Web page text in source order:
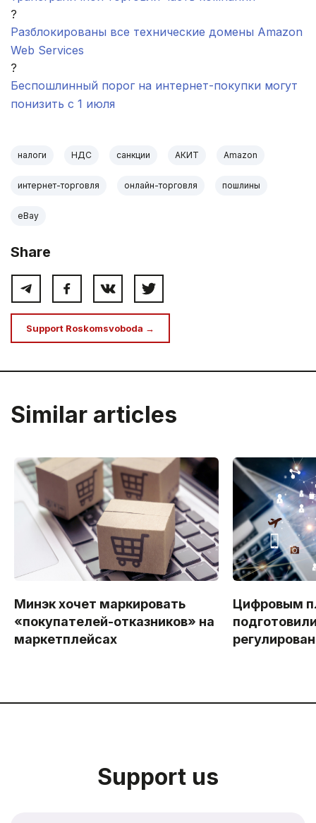
?
Разблокированы все технические домены Amazon
Web Services
?
Беспошлинный порог на интернет-покупки могут
понизить с 1 июля
налоги НДС санкции АКИТ Amazon
интернет-торговля онлайн-торговля пошлины
eBay
Share
Support Roskomsvoboda →
Similar articles
Минэк хочет маркировать
«покупателей-отказников» на
маркетплейсах
Цифровым
Support us